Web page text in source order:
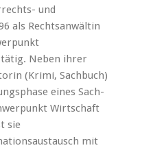
und
als Rechtsanwältin
Neben ihrer
(Krimi, Sachbuch)
eines Sach-
Wirtschaft
sie
mit